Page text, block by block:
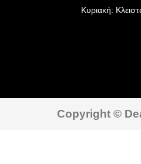
Κυριακή:
Copyright ©